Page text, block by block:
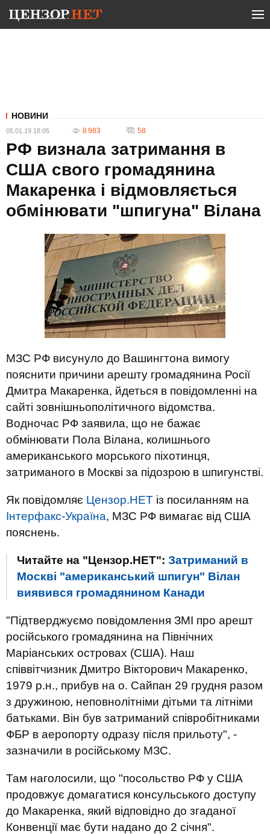
НОВИНИ
05.01.19 18:05 8 983 58
РФ визнала затримання в
США свого громадянина
Макаренка і відмовляється
обмінювати "шпигуна" Вілана
МЗС РФ висунуло до Вашингтона вимогу
пояснити причини арешту громадянина Росії
Дмитра Макаренка, йдеться в повідомленні на
сайті зовнішньополітичного відомства.
Водночас РФ заявила, що не бажає
обмінювати Пола Вілана, колишнього
американського морського піхотинця,
затриманого в Москві за підозрою в шпигунстві.
Як повідомляє Цензор.НЕТ із посиланням на
Інтерфакс-Україна, МЗС РФ вимагає від США
пояснень.
Читайте на "Цензор.НЕТ": Затриманий в
Москві "американський шпигун" Вілан
виявився громадянином Канади
"Підтверджуємо повідомлення ЗМІ про арешт
російського громадянина на Північних
Маріанських островах (США). Наш
співвітчизник Дмитро Вікторович Макаренко,
1979 р.н., прибув на о. Сайпан 29 грудня разом
з дружиною, неповнолітніми дітьми та літніми
батьками. Він був затриманий співробітниками
ФБР в аеропорту одразу після прильоту", -
зазначили в російському МЗС.
Там наголосили, що "посольство РФ у США
продовжує домагатися консульського доступу
до Макаренка, який відповідно до згаданої
Конвенції має бути надано до 2 січня".